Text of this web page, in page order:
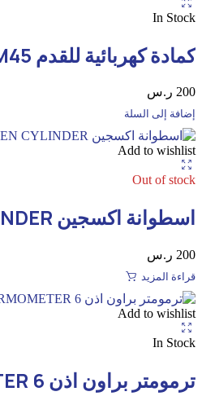
In Stock
200 ر.س
إضافة إلى السلة
Add to wishlist
Out of stock
اسطوانة اكسجين OXYGEN CYLINDER
200 ر.س
قراءة المزيد
Add to wishlist
In Stock